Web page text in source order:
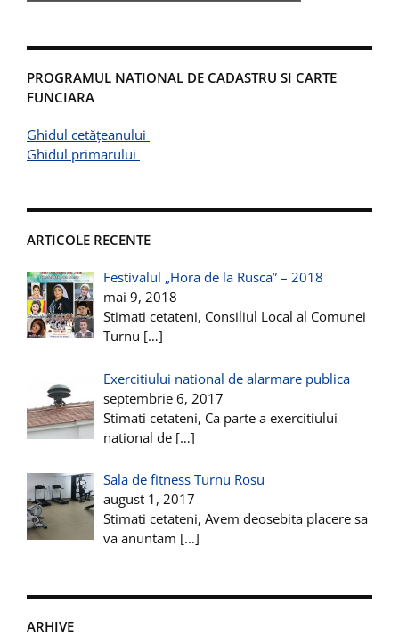
PROGRAMUL NATIONAL DE CADASTRU SI CARTE
FUNCIARA
Ghidul cetățeanului
Ghidul primarului
ARTICOLE RECENTE
Festivalul „Hora de la Rusca” – 2018
mai 9, 2018
Stimati cetateni, Consiliul Local al Comunei
Turnu […]
Exercitiului national de alarmare publica
septembrie 6, 2017
Stimati cetateni, Ca parte a exercitiului
national de […]
Sala de fitness Turnu Rosu
august 1, 2017
Stimati cetateni, Avem deosebita placere sa
va anuntam […]
ARHIVE